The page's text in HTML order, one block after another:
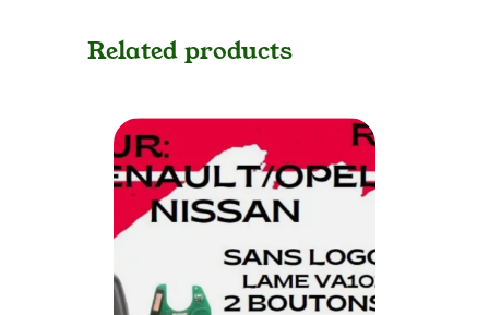
Related products